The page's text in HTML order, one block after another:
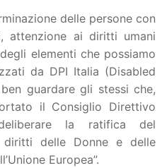
delle persone con
attenzione ai diritti umani
elementi che possiamo
da DPI Italia (Disabled
guardare gli stessi che,
il Consiglio Direttivo
la ratifica del
diritti delle Donne e delle
Europea”.